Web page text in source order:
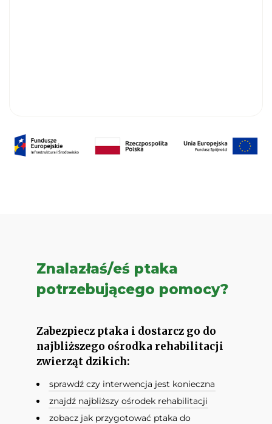
Znalazłaś/eś ptaka
potrzebującego pomocy?
Zabezpiecz ptaka i dostarcz go do
najbliższego ośrodka rehabilitacji
zwierząt dzikich:
sprawdź czy interwencja jest konieczna
znajdź najbliższy ośrodek rehabilitacji
zobacz jak przygotować ptaka do